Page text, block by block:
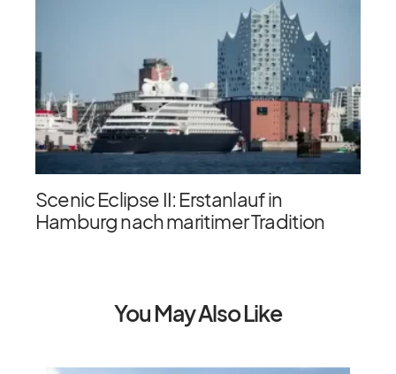
Scenic Eclipse II: Erstanlauf in
Hamburg nach maritimer Tradition
You May Also Like